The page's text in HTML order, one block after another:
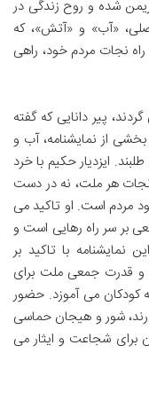
شده و روح زندگی در
«آب» و «آتش»، که
نجات مردم خود، راهی
پیر دانایی که گفته
از نمایشنامه، آب و
ایزدیار حکیم با خرد
هر ملت، نه در دست
مردم است. او تاکید می
بر سر راه رهایی است و
نمایشنامه با تاکید بر
و قدرت جمعی ملت برای
کودکان می آموزد. حضور
شور و هیجان حماسی
برای شجاعت و ایثار می